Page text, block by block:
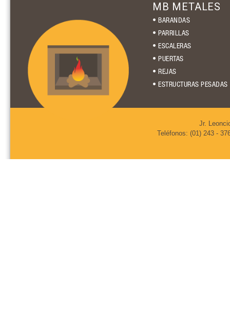
MB METALES
• BARANDAS
• PARRILLAS
• ESCALERAS
• PUERTAS
• REJAS
• ESTRUCTURAS PESADAS
Jr.
Teléfonos: (01) 243 -